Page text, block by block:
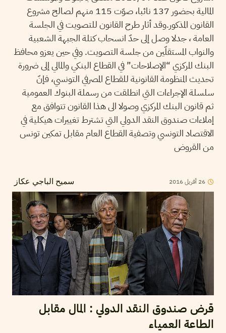
المالية بحضور 137 نائبا، صوّت 115 منهم لصالح مشروع
القانون المذكور.وقد أثار طرح القانون للتصويت في الجلسة
العامة ، جدلا وصل إلى حدّ انسحاب كتلة الجبهة الشعبية
والنواب المستقلّين من جلسة التصويت. وفي حين يعزو محافظ
البنك المركزي “الإصلاحات” في القطاع البنكي والمالي إلى ضرورة
تحديث المنظومة القانونية للقطاع المصرفي التونسي، فإنّ
سلسلة الإجراءات التي انطلقت من رسملة البنوك العمومية
ثم قانون البنك المركزي وصولا الى هذا القانون تتوافق مع
إملاءات صندوق النقد الدولي التي تشترط تغييرات هيكلية في
الاقتصاد التونسي وتصفية القطاع العام مقابل تمكين تونس
من القروض
سميح الباجي عكاز 26 أفريل2016
قرض صندوق النقد الدولي : المال مقابل
الطاعة العمياء